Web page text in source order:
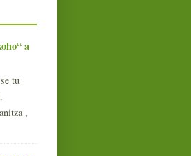
i
a
tu
,